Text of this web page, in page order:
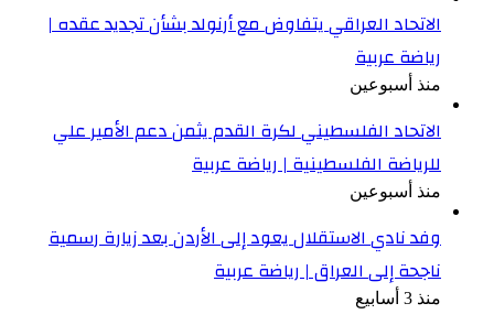
الاتحاد العراقي يتفاوض مع أرنولد بشأن تجديد عقده |
رياضة عربية
منذ أسبوعين
الاتحاد الفلسطيني لكرة القدم يثمن دعم الأمير علي
للرياضة الفلسطينية | رياضة عربية
منذ أسبوعين
وفد نادي الاستقلال يعود إلى الأردن بعد زيارة رسمية
ناجحة إلى العراق | رياضة عربية
منذ 3 أسابيع